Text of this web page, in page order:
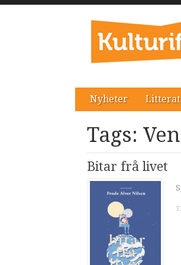
Nyheter
Tags:
Bitar frå livet